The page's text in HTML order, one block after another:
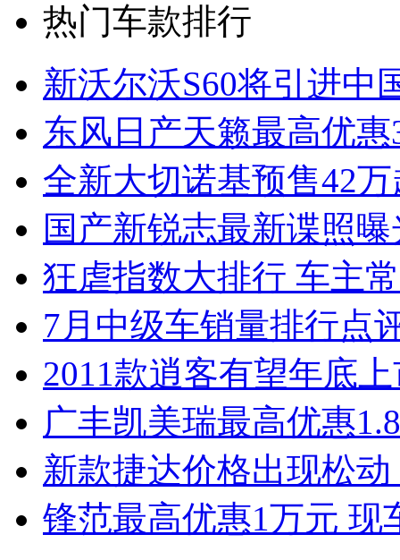
热门车款排行
新沃尔沃S60将引进中
东风日产天籁最高优
全新大切诺基预售42
国产新锐志最新谍照
狂虐指数大排行 车主
7月中级车销量排行点
2011款逍客有望年底
广丰凯美瑞最高优惠
新款捷达价格出现松
锋范最高优惠1万元 现